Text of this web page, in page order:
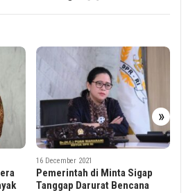
»
Sigap
16 December 2021
Kenaikan Tarif Cukai Hasil
Tembakau Harus